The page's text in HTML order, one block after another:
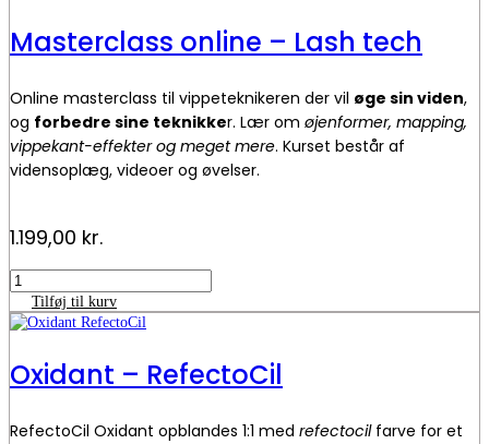
varianter.
Mulighederne
vælges
på
Masterclass online – Lash tech
Online masterclass til vippeteknikeren der vil øge sin viden,
og forbedre sine teknikker. Lær om øjenformer, mapping,
vippekant-effekter og meget mere. Kurset består af
vidensoplæg, videoer og øvelser.
1.199,00 kr.
Masterclass
online
-
Lash
antal
Tilføj til kurv
Oxidant – RefectoCil
RefectoCil Oxidant opblandes 1:1 med refectocilfarve for et